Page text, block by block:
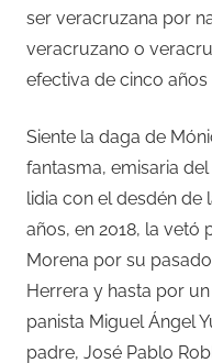
ser veracruzana por
veracruzano o
efectiva de cinco años
Siente la daga de
fantasma, emisaria
lidia con el desdén de
años, en 2018, la vetó
Morena por su
Herrera y hasta por
panista Miguel Ángel
padre, José Pablo